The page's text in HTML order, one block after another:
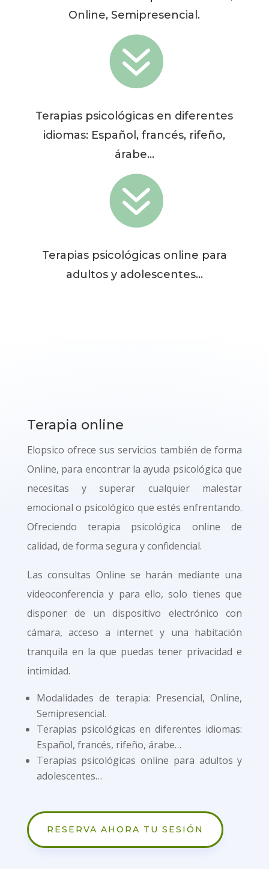
Online, Semipresencial.

Terapias psicológicas en diferentes
idiomas: Español, francés, rifeño,
árabe…

Terapias psicológicas online para
adultos y adolescentes…
Terapia online
Elopsico ofrece sus servicios también de forma
Online, para encontrar la ayuda psicológica que
necesitas y superar cualquier malestar
emocional o psicológico que estés enfrentando.
Ofreciendo terapia psicológica online de
calidad, de forma segura y confidencial.
Las consultas Online se harán mediante una
videoconferencia y para ello, solo tienes que
disponer de un dispositivo electrónico con
cámara, acceso a internet y una habitación
tranquila en la que puedas tener privacidad e
intimidad.
Modalidades de terapia: Presencial, Online,
Semipresencial.
Terapias psicológicas en diferentes idiomas:
Español, francés, rifeño, árabe…
Terapias psicológicas online para adultos y
adolescentes…
RESERVA AHORA TU SESIÓN